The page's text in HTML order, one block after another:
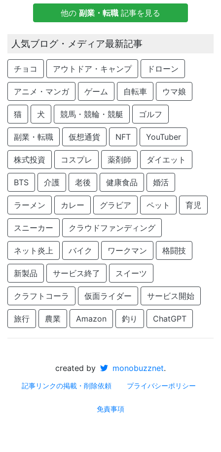
他の 副業・転職 記事を見る
人気ブログ・メディア最新記事
チョコ アウトドア・キャンプ ドローン
アニメ・マンガ ゲーム 自転車 ウマ娘
猫 犬 競馬・競輪・競艇 ゴルフ
副業・転職 仮想通貨 NFT YouTuber
株式投資 コスプレ 薬剤師 ダイエット
BTS 介護 老後 健康食品 婚活
ラーメン カレー グラビア ペット 育児
スニーカー クラウドファンディング
ネット炎上 バイク ワークマン 格闘技
新製品 サービス終了 スイーツ
クラフトコーラ 仮面ライダー サービス開始
旅行 農業 Amazon 釣り ChatGPT
created by monobuzznet.
記事リンクの掲載・削除依頼 プライバシーポリシー
免責事項